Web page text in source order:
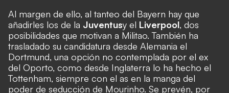
Al margen de ello, al tanteo del Bayern hay que
añadirles los de la Juventusy el Liverpool, dos
posibilidades que motivan a Militao. También ha
trasladado su candidatura desde Alemania el
Dortmund, una opción no contemplada por el ex
del Oporto, como desde Inglaterra lo ha hecho el
Tottenham, siempre con el as en la manga del
poder de seducción de Mourinho. Se prevén, por